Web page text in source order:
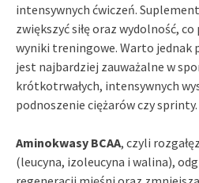
intensywnych ćwiczeń.
zwiększyć siłę oraz wydolność, co
wyniki treningowe. Warto jednak
jest najbardziej zauważalne w
krótkotrwałych, intensywnych
podnoszenie ciężarów czy sprinty.
Aminokwasy BCAA, czyli
(leucyna, izoleucyna i walina),